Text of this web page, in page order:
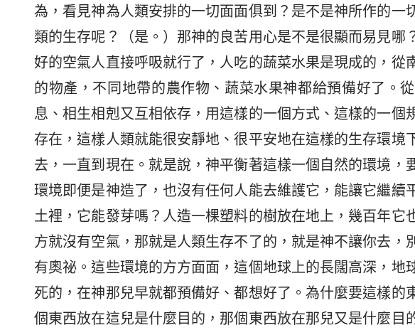
為，看見神為人類安排的一切面面俱到？是不是神所作的一
類的生存呢？（是。）那神的良苦用心是不是很顯而易見哪
好的空氣人直接呼吸就行了，人吃的蔬菜水果是現成的，從
的物產，不同地帶的農作物、蔬菜水果神都給預備好了。
息、相生相剋又互相依存，用這樣的一個方式、這樣的一個
存在，這樣人類就能很安靜地、很平安地在這樣的生存環境
去，一直到現在。就是說，神平衡著這樣一個自然的環境，
環境即便是神造了，也沒有任何人能去維護它，能讓它繼續
土裡，它能發芽嗎？人造一棵塑料的樹放在地上，幾百年它
方就沒有空氣，那就是人類生存不了的，就是神不讓你去，
有奧祕。這些環境的方方面面，這個地球上的長闊高深，地
死的，在神那兒早就都預備好、都想好了。為什麼要這樣的
個東西放在這兒是什麼目的，那個東西放在那兒又是什麼目